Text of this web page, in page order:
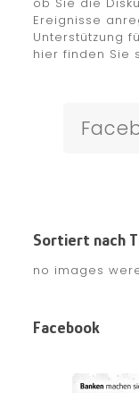
Ereignisse
Unterstützung
hier finden Sie
Sortiert nach
no images
Facebook